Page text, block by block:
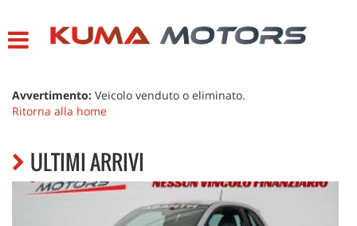
CONTATTI
ASSISTENZA
Avvertimento: Veicolo venduto o eliminato.
Ritorna alla home
ULTIMI ARRIVI